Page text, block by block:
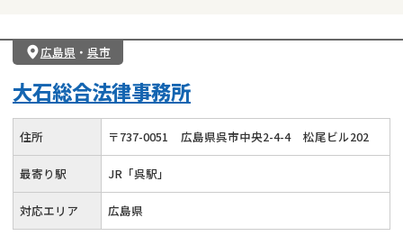
広島県 ・ 呉市
大石総合法律事務所
住所 〒737-0051 広島県呉市中央2-4-4 松尾ビル202
最寄り駅 JR「呉駅」
対応エリア 広島県